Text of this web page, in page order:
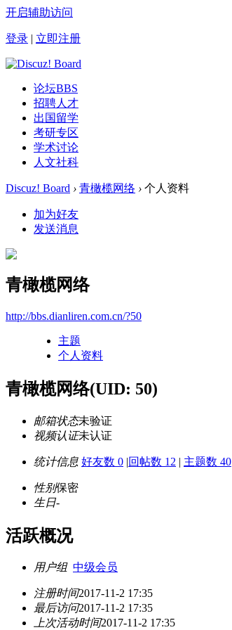
开启辅助访问
登录 | 立即注册
论坛BBS
招聘人才
出国留学
考研专区
学术讨论
人文社科
Discuz! Board › 青橄榄网络 › 个人资料
加为好友
发送消息
青橄榄网络
http://bbs.dianliren.com.cn/?50
主题
个人资料
青橄榄网络(UID: 50)
邮箱状态未验证
视频认证未认证
统计信息 好友数 0 |回帖数 12 | 主题数 40
性别保密
生日-
活跃概况
用户组 中级会员
注册时间2017-11-2 17:35
最后访问2017-11-2 17:35
上次活动时间2017-11-2 17:35